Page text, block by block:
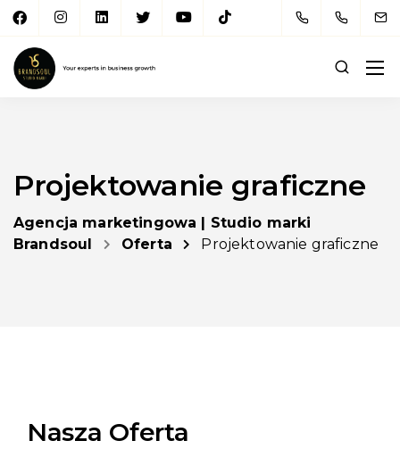
Projektowanie graficzne
Agencja marketingowa | Studio marki
Brandsoul
Oferta Projektowanie graficzne
Nasza Oferta